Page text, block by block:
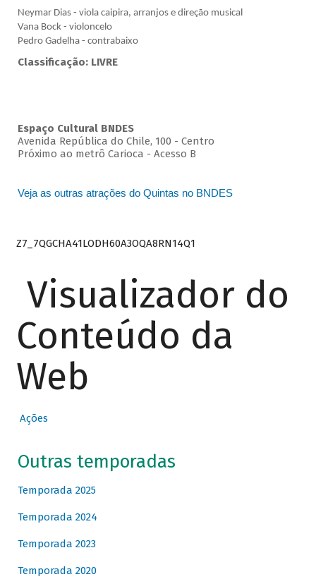
Neymar Dias - viola caipira, arranjos e direção musical
Vana Bock - violoncelo
Pedro Gadelha - contrabaixo
Classificação: LIVRE
Espaço Cultural BNDES
Avenida República do Chile, 100 - Centro
Próximo ao metrô Carioca - Acesso B
Veja as outras atrações do Quintas no BNDES
Z7_7QGCHA41LODH60A3OQA8RN14Q1
Visualizador do
Conteúdo da
Web
Ações
Outras temporadas
Temporada 2025
Temporada 2024
Temporada 2023
Temporada 2020